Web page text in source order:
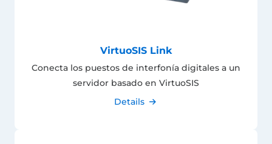
VirtuoSIS Link
Conecta los puestos de interfonía digitales a un
servidor basado en VirtuoSIS
Details